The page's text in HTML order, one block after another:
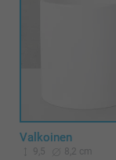
Valkoinen
9,5 8,2 cm